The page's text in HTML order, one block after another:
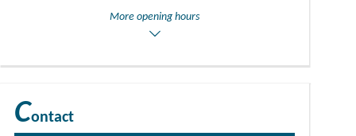
More opening hours
Contact